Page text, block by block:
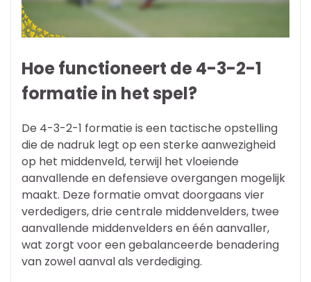
Hoe functioneert de 4-3-2-1
formatie in het spel?
De 4-3-2-1 formatie is een tactische opstelling
die de nadruk legt op een sterke aanwezigheid
op het middenveld, terwijl het vloeiende
aanvallende en defensieve overgangen mogelijk
maakt. Deze formatie omvat doorgaans vier
verdedigers, drie centrale middenvelders, twee
aanvallende middenvelders en één aanvaller,
wat zorgt voor een gebalanceerde benadering
van zowel aanval als verdediging.